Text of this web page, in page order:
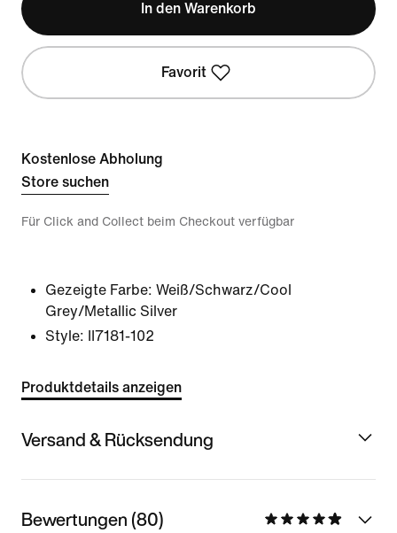
In den Warenkorb
Favorit
Kostenlose Abholung
Store suchen
Für Click and Collect beim Checkout verfügbar
Gezeigte Farbe: Weiß/Schwarz/Cool
Grey/Metallic Silver
Style:
II7181-102
Produktdetails anzeigen
Versand & Rücksendung
Bewertungen (80)